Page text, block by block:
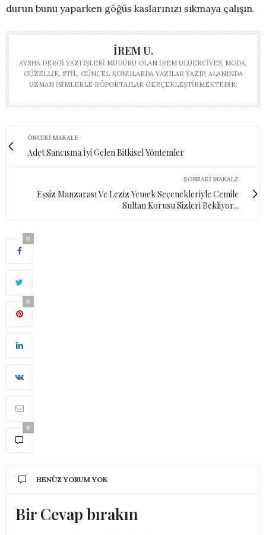
durun bunu yaparken göğüs kaslarınızı sıkmaya çalışın.
İREM U.
AYSHA DERGI YAZI İŞLERI MÜDÜRÜ OLAN İREM ULUERCIYES, MODA,
GÜZELLIK, STIL, GÜNCEL KONULARDA YAZILAR YAZIP, ALANINDA
UZMAN ISIMLERLE RÖPORTAJLAR GERÇEKLEŞTIRMEKTEDIR.
ÖNCEKI MAKALE
Adet Sancısına İyi Gelen Bitkisel Yöntemler
SONRAKI MAKALE
Eşsiz Manzarası Ve Leziz Yemek Seçenekleriyle Cemile
Sultan Korusu Sizleri Bekliyor...
0
0
0
HENÜZ YORUM YOK
Bir Cevap bırakın